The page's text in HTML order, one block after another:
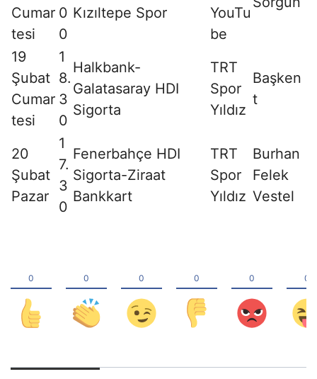
Cumar
tesi
0
0
Kızıltepe Spor
YouTu
be
19
Şubat
Cumar
tesi
1
8.
3
0
Halkbank-
Galatasaray HDI
Sigorta
TRT
Spor
Yıldız
Başken
t
20
Şubat
Pazar
1
7.
3
0
Fenerbahçe HDI
Sigorta-Ziraat
Bankkart
TRT
Spor
Yıldız
Burhan
Felek
Vestel